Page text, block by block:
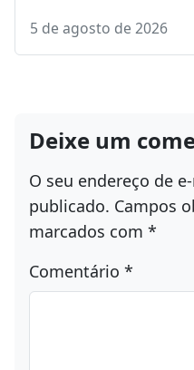
5 de agosto de 2026
Deixe um
O seu endereço de
publicado. Campos
marcados com *
Comentário *